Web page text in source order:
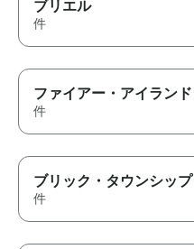
ブリエル
件
ファイアー・アイランド
件
ブリック・タウンシップ
件